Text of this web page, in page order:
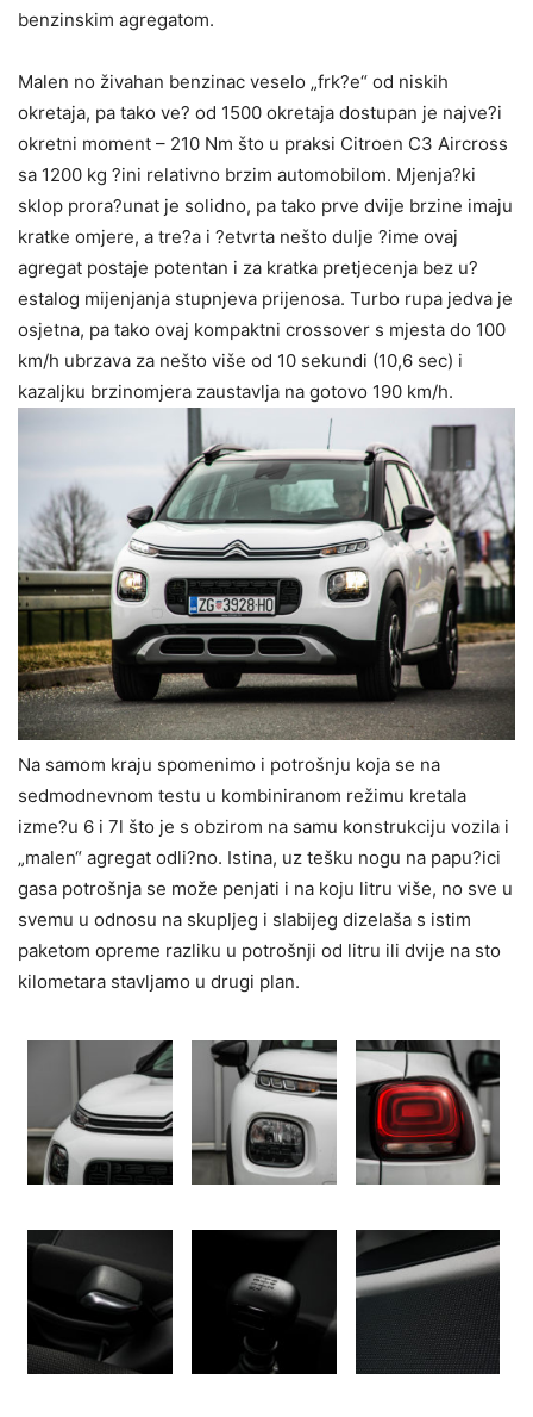
benzinskim agregatom.
Malen no živahan benzinac veselo „frk?e“ od niskih
okretaja, pa tako ve? od 1500 okretaja dostupan je najve?i
okretni moment – 210 Nm što u praksi Citroen C3 Aircross
sa 1200 kg ?ini relativno brzim automobilom. Mjenja?ki
sklop prora?unat je solidno, pa tako prve dvije brzine imaju
kratke omjere, a tre?a i ?etvrta nešto dulje ?ime ovaj
agregat postaje potentan i za kratka pretjecenja bez u?
estalog mijenjanja stupnjeva prijenosa. Turbo rupa jedva je
osjetna, pa tako ovaj kompaktni crossover s mjesta do 100
km/h ubrzava za nešto više od 10 sekundi (10,6 sec) i
kazaljku brzinomjera zaustavlja na gotovo 190 km/h.
Na samom kraju spomenimo i potrošnju koja se na
sedmodnevnom testu u kombiniranom režimu kretala
izme?u 6 i 7l što je s obzirom na samu konstrukciju vozila i
„malen“ agregat odli?no. Istina, uz tešku nogu na papu?ici
gasa potrošnja se može penjati i na koju litru više, no sve u
svemu u odnosu na skupljeg i slabijeg dizelaša s istim
paketom opreme razliku u potrošnji od litru ili dvije na sto
kilometara stavljamo u drugi plan.